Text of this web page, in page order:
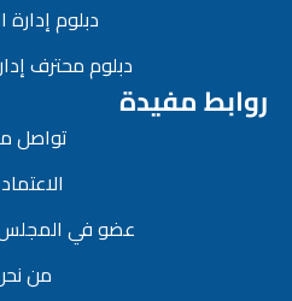
روابط مفيدة
تواصل
عضو في المجلس
من
دبلوم إدارة
دبلوم محترف